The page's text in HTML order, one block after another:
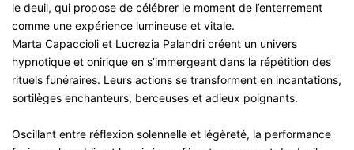
le deuil, qui propose de célébrer le moment de l’enterrement
comme une expérience lumineuse et vitale.
Marta Capaccioli et Lucrezia Palandri créent un univers
hypnotique et onirique en s’immergeant dans la répétition des
rituels funéraires. Leurs actions se transforment en incantations,
sortilèges enchanteurs, berceuses et adieux poignants.
Oscillant entre réflexion solennelle et légèreté, la performance